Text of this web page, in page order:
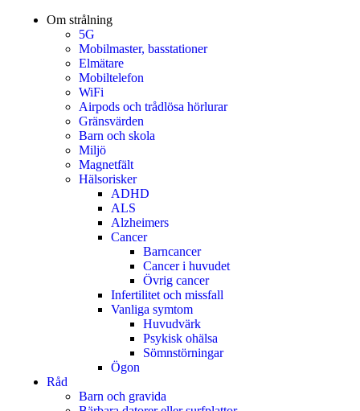
Om strålning
5G
Mobilmaster, basstationer
Elmätare
Mobiltelefon
WiFi
Airpods och trådlösa hörlurar
Gränsvärden
Barn och skola
Miljö
Magnetfält
Hälsorisker
ADHD
ALS
Alzheimers
Cancer
Barncancer
Cancer i huvudet
Övrig cancer
Infertilitet och missfall
Vanliga symtom
Huvudvärk
Psykisk ohälsa
Sömnstörningar
Ögon
Råd
Barn och gravida